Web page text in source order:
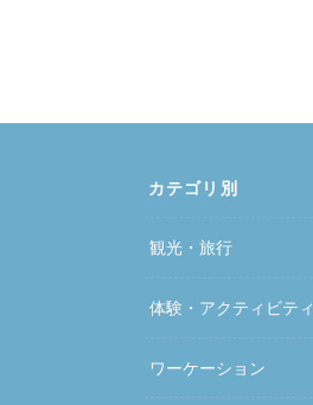
カテゴリ別
観光・旅行
体験・アクティビティ
ワーケーション